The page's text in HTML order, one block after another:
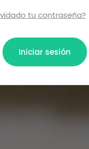
tu contraseña?
Iniciar sesión